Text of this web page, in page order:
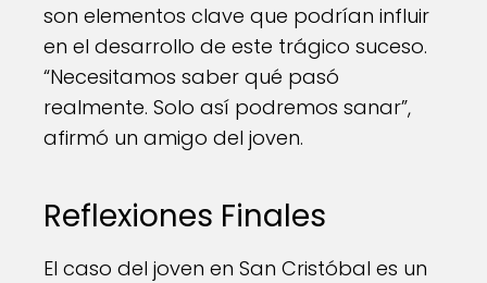
son elementos clave que podrían influir
en el desarrollo de este trágico suceso.
“Necesitamos saber qué pasó
realmente. Solo así podremos sanar”,
afirmó un amigo del joven.
Reflexiones Finales
El caso del joven en San Cristóbal es un